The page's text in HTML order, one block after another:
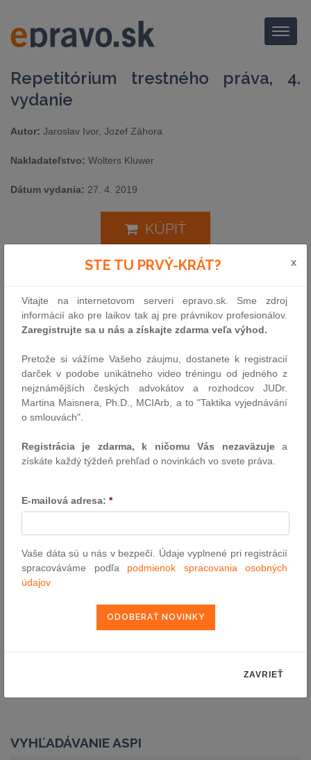
Menu
Repetitórium trestného práva, 4.
vydanie
Autor: Jaroslav Ivor, Jozef Záhora
Nakladateľstvo: Wolters Kluwer
Dátum vydania: 27. 4. 2019
KÚPIŤ
kladných skúsenostiach a pozitívnych ohlasoch na
predchádzajúce študijné texty „Základy trestného práva“, ktoré
vyšli v niekoľkých zmenených a doplnených vydaniach, nadviazali
trestného práva hmotného a trestného práva procesného a túto
zostavili do ucelených celkov viac ako 150 hesiel. Pri jednotlivých
heslách použili najmä definovanie pojmov, ich delenie, štruktúru,
so stručným výkladom a odkazmi na príslušné ustanovenia
Trestného zákona a Trestného poriadku v účinnom znení, pričom
Štvrté vydanie tohto učebného textu reaguje na novelizácie
trestných kódexov (aj v súvislosti so zavedením trestnej
obetí trestných činov) a pozitívny záujem zo strany študentov aj o
takýto druh učebného textu, pričom vychádza zo stavu právnej
poslucháčom rôznych foriem rekvalifikačných kurzov. Ako
doplnková literatúra však môže byť veľmi dobre využitá aj pre
študentov právnického bakalárskeho a magisterského štúdia, či
VYHĽADÁVANIE ASPI
STE TU PRVÝ-KRÁT? x
Vitajte na internetovom serveri epravo.sk. Sme zdroj
informácií ako pre laikov tak aj pre právnikov profesionálov.
Zaregistrujte sa u nás a získajte zdarma veľa výhod.
Pretože si vážíme Vašeho záujmu, dostanete k registracií
darček v podobe unikátneho video tréningu od jedného z
nejznámějších českých advokátov a rozhodcov JUDr.
Martina Maisnera, Ph.D., MCIArb, a to "Taktika vyjednávání
o smlouvách".
Registrácia je zdarma, k ničomu Vás nezaväzujea
získáte každý týždeň prehľad o novinkách vo svete práva.
E-mailová adresa: *
Vaše dáta sú u nás v bezpečí. Údaje vyplnené pri registrácií
spracováváme podľa podmienok spracovania osobných
údajov
ZAVRIEŤ